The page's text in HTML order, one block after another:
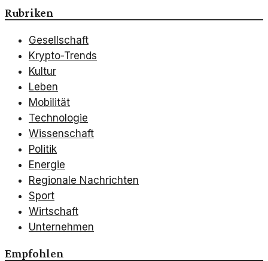
Rubriken
Gesellschaft
Krypto-Trends
Kultur
Leben
Mobilität
Technologie
Wissenschaft
Politik
Energie
Regionale Nachrichten
Sport
Wirtschaft
Unternehmen
Empfohlen